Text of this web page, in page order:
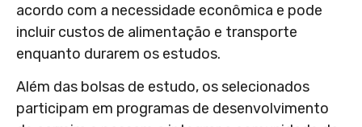
acordo com a necessidade econômica e pode
incluir custos de alimentação e transporte
enquanto durarem os estudos.
Além das bolsas de estudo, os selecionados
participam em programas de desenvolvimento